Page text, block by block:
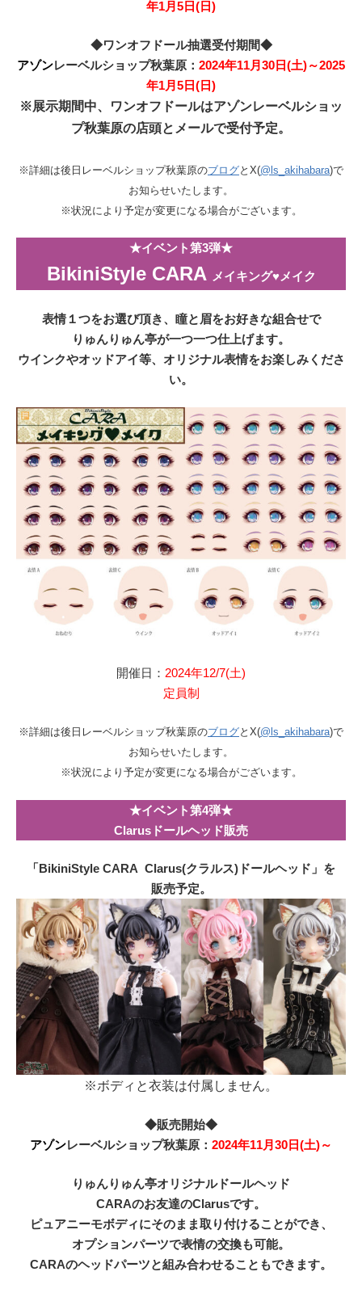
年1月5日(日)
◆ワンオフドール抽選受付期間◆
アゾンレーベルショップ秋葉原： 2024年11月30日(土)～2025
年1月5日(日)
※展示期間中、
ワンオフドールはアゾンレーベルショッ
プ秋葉原の店頭とメールで受付予定。
※詳細は後日レーベルショップ秋葉原のブログとX(@ls_akihabara)で
お知らせいたします。
※状況により予定が変更になる場合がございます。
★イベント第3弾★
BikiniStyle CARA メイキング♥メイク
表情１つをお選び頂き、瞳と眉をお好きな組合せで
りゅんりゅん亭が一つ一つ仕上げます。
ウインクやオッドアイ等、オリジナル表情をお楽しみくださ
い。
開催日： 2024年12/7(土)
定員制
※詳細は後日レーベルショップ秋葉原のブログとX(@ls_akihabara)で
お知らせいたします。
※状況により予定が変更になる場合がございます。
★イベント第4弾★
Clarusドールヘッド販売
「BikiniStyle CARA Clarus(クラルス)ドールヘッド」を
販売予定。
※ボディと衣装は付属しません。
◆販売開始◆
アゾンレーベルショップ秋葉原： 2024年11月30日(土)～
りゅんりゅん亭オリジナルドールヘッド
CARAのお友達のClarusです。
ピュアニーモボディにそのまま取り付けることができ、
オプションパーツで表情の交換も可能。
CARAのヘッドパーツと組み合わせることもできます。